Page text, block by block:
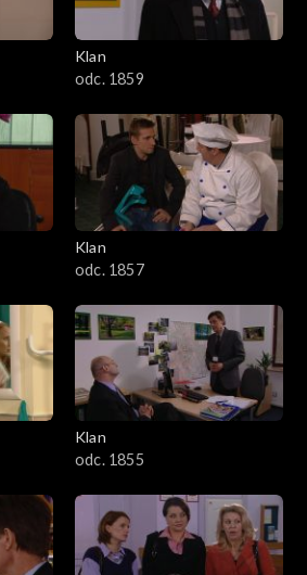
Klan
odc. 1859
Klan
odc. 1857
Klan
odc. 1855